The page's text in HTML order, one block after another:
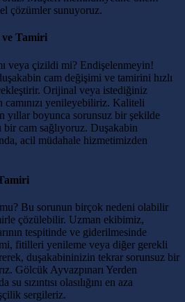
çözümler sunuyoruz.
ve Tamiri
veya çizildi mi? Endişelenmeyin!
cam değişimi ve tamirini hızlı
Orijinal veya istediğiniz
yenileyebiliriz. Kaliteli
yıllar boyunca sorunsuz bir şekilde
cam sağlıyoruz. Duşakabin
acil müdahale hizmetimizden
Bu sorunun birçok nedeni olabilir
çözülebilir. Uzman ekibimiz,
tespitinde ve giderilmesinde
fitilleri yenileme veya diğer gerekli
duşakabininizin tekrar sorunsuz bir
Gölcük Ayvazpınarı Yerden
sızıntısı olasılığını en aza
sergileriz.